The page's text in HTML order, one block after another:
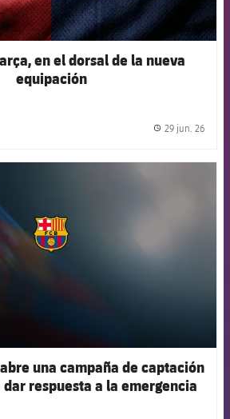
en el dorsal de la nueva
equipación
29 jun. 26
una campaña de captación
respuesta a la emergencia